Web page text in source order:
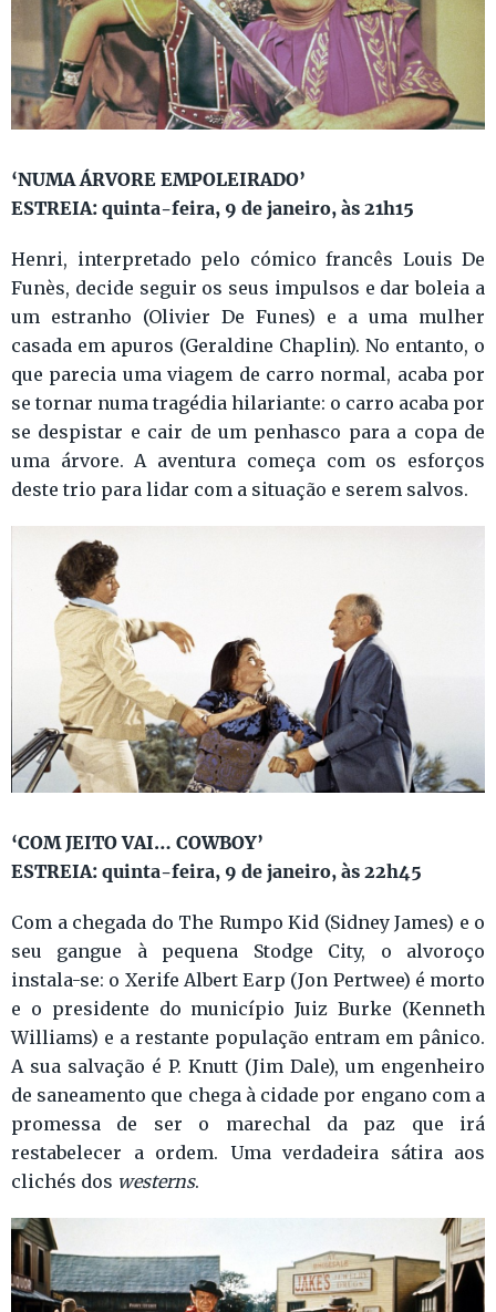
‘NUMA ÁRVORE EMPOLEIRADO’
ESTREIA: quinta-feira, 9 de janeiro, às 21h15
Henri, interpretado pelo cómico francês Louis De
Funès, decide seguir os seus impulsos e dar boleia a
um estranho (Olivier De Funes) e a uma mulher
casada em apuros (Geraldine Chaplin). No entanto, o
que parecia uma viagem de carro normal, acaba por
se tornar numa tragédia hilariante: o carro acaba por
se despistar e cair de um penhasco para a copa de
uma árvore. A aventura começa com os esforços
deste trio para lidar com a situação e serem salvos.
‘COM JEITO VAI… COWBOY’
ESTREIA: quinta-feira, 9 de janeiro, às 22h45
Com a chegada do The Rumpo Kid (Sidney James) e o
seu gangue à pequena Stodge City, o alvoroço
instala-se: o Xerife Albert Earp (Jon Pertwee) é morto
e o presidente do município Juiz Burke (Kenneth
Williams) e a restante população entram em pânico.
A sua salvação é P. Knutt (Jim Dale), um engenheiro
de saneamento que chega à cidade por engano com a
promessa de ser o marechal da paz que irá
restabelecer a ordem. Uma verdadeira sátira aos
clichés dos westerns.